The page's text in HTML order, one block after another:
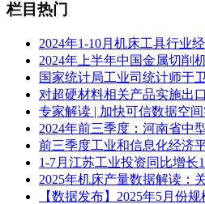
栏目热门
2024年1-10月机床工具行业
2024年上半年中国金属切削
国家统计局工业司统计师于
对超硬材料相关产品实施出
专家解读 | 加快可信数据空间
2024年前三季度：河南省中
前三季度工业和信息化经济
1-7月江苏工业投资同比增长
2025年机床产量数据解读：
【数据发布】2025年5月份